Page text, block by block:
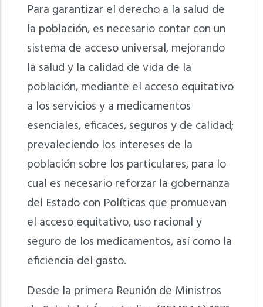
Para garantizar el derecho a la salud de
la población, es necesario contar con un
sistema de acceso universal, mejorando
la salud y la calidad de vida de la
población, mediante el acceso equitativo
a los servicios y a medicamentos
esenciales, eficaces, seguros y de calidad;
prevaleciendo los intereses de la
población sobre los particulares, para lo
cual es necesario reforzar la gobernanza
del Estado con Políticas que promuevan
el acceso equitativo, uso racional y
seguro de los medicamentos, así como la
eficiencia del gasto.
Desde la primera Reunión de Ministros